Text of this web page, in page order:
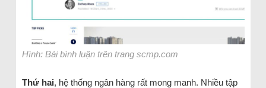
Hình: Bài bình luận trên trang scmp.com
Thứ hai, hệ thống ngân hàng rất mong manh. Nhiều tập